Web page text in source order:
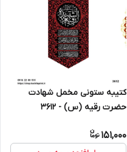
کتیبه ستونی مخمل شهادت
حضرت رقیه (س) - 3612
151,000